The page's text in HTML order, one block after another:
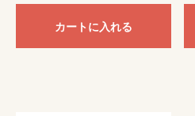
カートに入れる